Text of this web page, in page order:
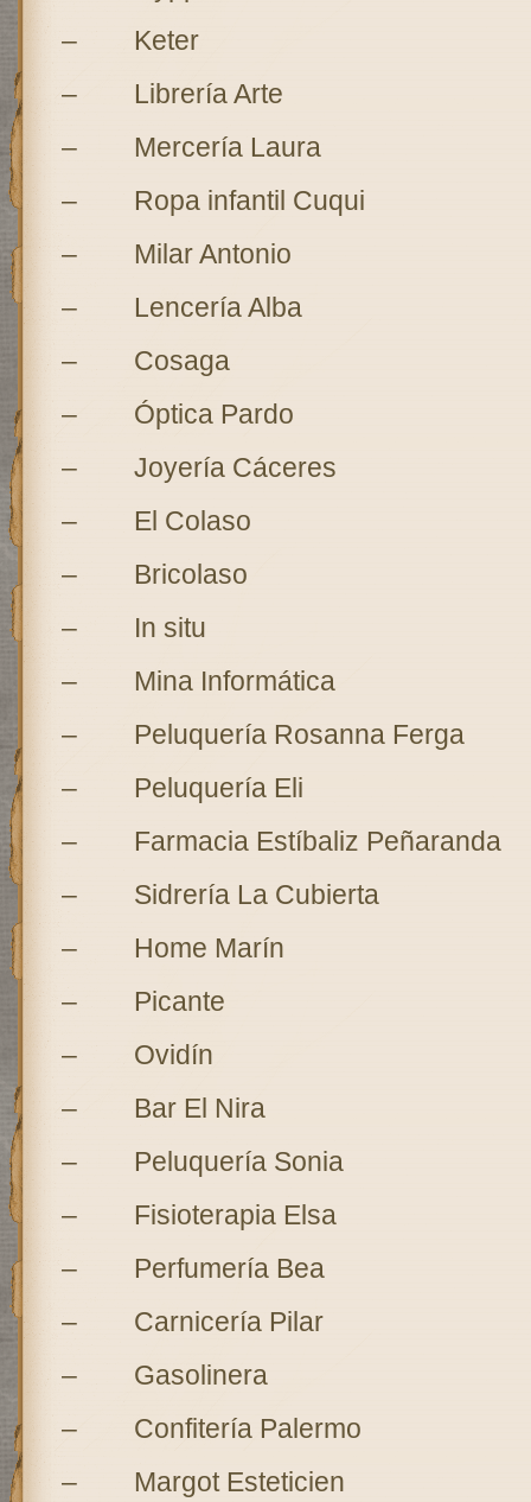
– Keter
– Librería Arte
– Mercería Laura
– Ropa infantil Cuqui
– Milar Antonio
– Lencería Alba
– Cosaga
– Óptica Pardo
– Joyería Cáceres
– El Colaso
– Bricolaso
– In situ
– Mina Informática
– Peluquería Rosanna Ferga
– Peluquería Eli
– Farmacia Estíbaliz Peñaranda
– Sidrería La Cubierta
– Home Marín
– Picante
– Ovidín
– Bar El Nira
– Peluquería Sonia
– Fisioterapia Elsa
– Perfumería Bea
– Carnicería Pilar
– Gasolinera
– Confitería Palermo
– Margot Esteticien